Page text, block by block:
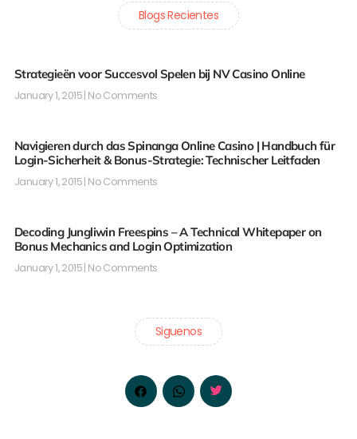
Blogs Recientes
Strategieën voor Succesvol Spelen bij NV Casino Online
January 1, 2015 No Comments
Navigieren durch das Spinanga Online Casino | Handbuch für
Login-Sicherheit & Bonus-Strategie: Technischer Leitfaden
January 1, 2015 No Comments
Decoding Jungliwin Freespins – A Technical Whitepaper on
Bonus Mechanics and Login Optimization
January 1, 2015 No Comments
Siguenos